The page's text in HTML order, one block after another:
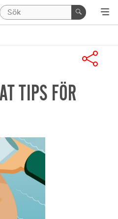
TIPS FÖR